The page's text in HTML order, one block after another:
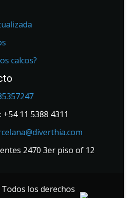
calcos?
11 5388 4311
2470 3er piso of 12
los derechos